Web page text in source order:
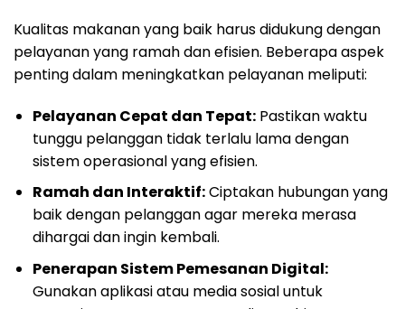
Kualitas makanan yang baik harus didukung dengan
pelayanan yang ramah dan efisien. Beberapa aspek
penting dalam meningkatkan pelayanan meliputi:
Pelayanan Cepat dan Tepat:Pastikan waktu
tunggu pelanggan tidak terlalu lama dengan
sistem operasional yang efisien.
Ramah dan Interaktif:Ciptakan hubungan yang
baik dengan pelanggan agar mereka merasa
dihargai dan ingin kembali.
Penerapan Sistem Pemesanan Digital:
Gunakan aplikasi atau media sosial untuk